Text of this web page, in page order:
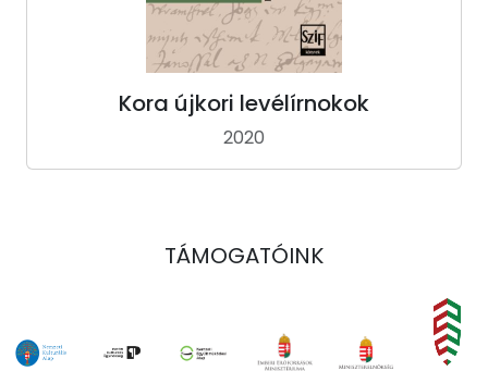
Kora újkori levélírnokok
2020
TÁMOGATÓINK